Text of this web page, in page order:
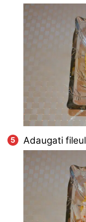
Adaugati